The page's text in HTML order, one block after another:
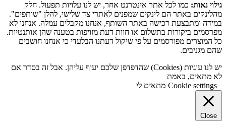
גילוי נאות: כמו לכל אתר אינטרנט אחר, יש לנו עלויות תפעול. חלק
מהלינקים באתר הם לינקים שמפנים לאתרי צד שלישי, להלן "שותפים".
במידה ומתבצעת רכישה באתר השותף, אנחנו מקבלים עמלה. אנחנו לא
מפרסמים ביקורות בתשלום או חוות דעת מזויפות בטענה שהן אותנטיות.
כל המוצרים מפורסמים על פי שיקול דעתנו הבלעדי כי אנחנו חושבים
שהם מגניבים.
יש לנו עוגיות (Cookies) שהדפדפן שלכם יעוף עליהן. אבל זה בסדר אם
לא מתאים, באמת
Cookie settings מתאים לי
Close